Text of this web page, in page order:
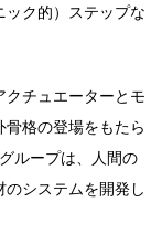
ック的）ステップな
クチュエーターとモ
格の登場をもたら
ループは、人間の
システムを開発し